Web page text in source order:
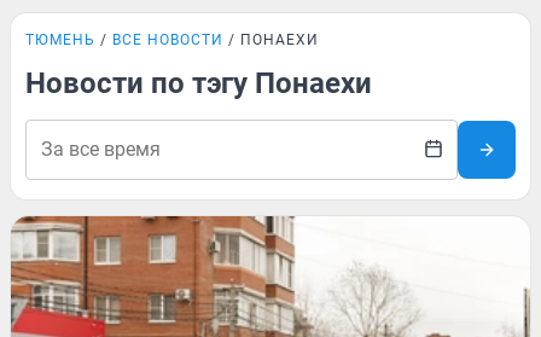
ТЮМЕНЬ ВСЕ НОВОСТИ ПОНАЕХИ
Новости по тэгу Понаехи